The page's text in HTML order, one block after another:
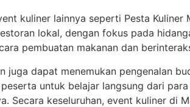
kuliner lainnya seperti Pesta
lokal, dengan fokus pada
pembuatan makanan dan
juga dapat menemukan pengenalan
untuk belajar langsung dari
Secara keseluruhan, event kuliner di